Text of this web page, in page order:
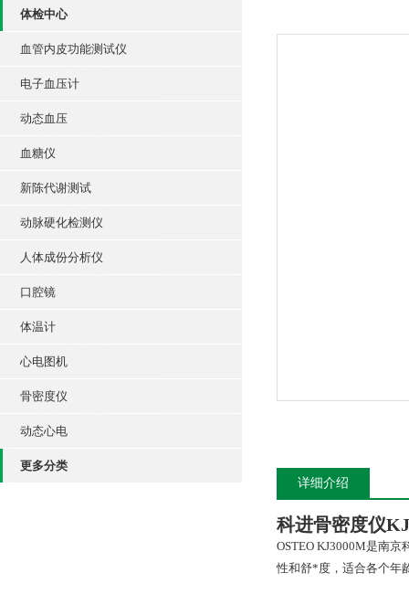
体检中心
血管内皮功能测试仪
电子血压计
动态血压
血糖仪
新陈代谢测试
动脉硬化检测仪
人体成份分析仪
口腔镜
体温计
心电图机
骨密度仪
动态心电
更多分类
详细介绍
科进骨密度仪
OSTEO KJ3000M是南
性和舒*度，适合各个年